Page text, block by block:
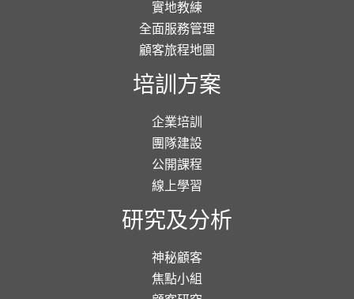
實地教練
全面服務管理
顧客旅程地圖
培訓方案
企業培訓
團隊建設
公開課程
線上學習
研究及分析
神秘顧客
焦點小組